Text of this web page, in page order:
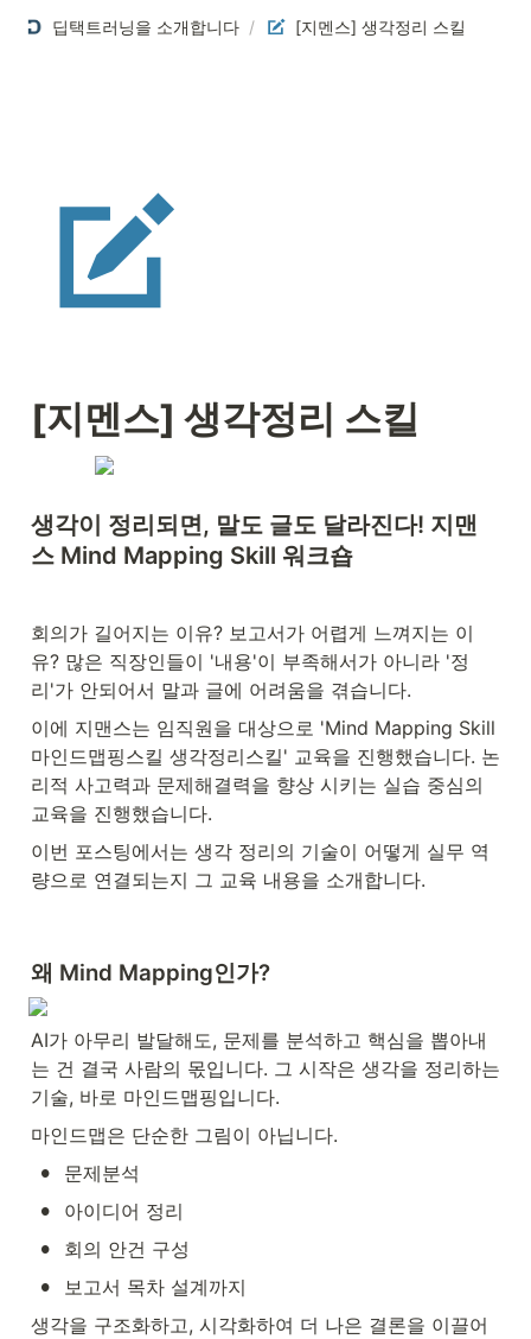
딥택트러닝을 소개합니다 / [지멘스] 생각정리 스킬
[지멘스] 생각정리 스킬
생각이 정리되면, 말도 글도 달라진다! 지맨
스 Mind Mapping Skill 워크숍
회의가 길어지는 이유? 보고서가 어렵게 느껴지는 이
유? 많은 직장인들이 '내용'이 부족해서가 아니라 '정
리'가 안되어서 말과 글에 어려움을 겪습니다.
이에 지맨스는 임직원을 대상으로 'Mind Mapping Skill
마인드맵핑스킬 생각정리스킬' 교육을 진행했습니다. 논
리적 사고력과 문제해결력을 향상 시키는 실습 중심의
교육을 진행했습니다.
이번 포스팅에서는 생각 정리의 기술이 어떻게 실무 역
량으로 연결되는지 그 교육 내용을 소개합니다.
왜 Mind Mapping인가?
AI가 아무리 발달해도, 문제를 분석하고 핵심을 뽑아내
는 건 결국 사람의 몫입니다. 그 시작은 생각을 정리하는
기술, 바로 마인드맵핑입니다.
마인드맵은 단순한 그림이 아닙니다.
• 문제분석
• 아이디어 정리
• 회의 안건 구성
•
보고서 목차 설계까지
생각을 구조화하고, 시각화하여 더 나은 결론을 이끌어